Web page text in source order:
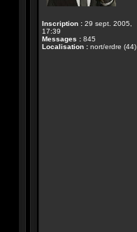
Inscription : 29 sept. 2005,
17:39
Messages : 845
Localisation : nort/erdre (44)